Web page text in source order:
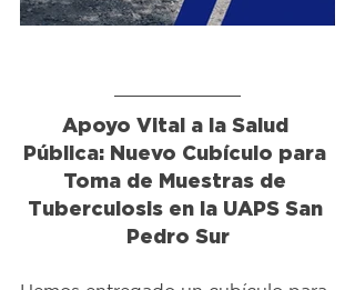
Apoyo Vital a la Salud
Pública: Nuevo Cubículo para
Toma de Muestras de
Tuberculosis en la UAPS San
Pedro Sur